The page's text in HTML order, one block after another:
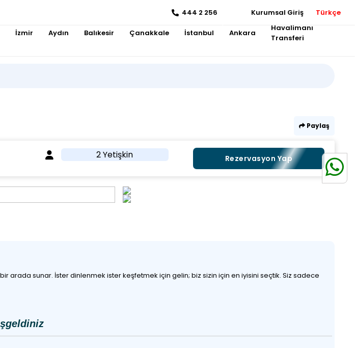
444 2 256 Kurumsal Giriş Türkçe
İzmir Aydın Balıkesir Çanakkale İstanbul Ankara
Havalimanı
Transferi
Paylaş
2 Yetişkin Rezervasyon Yap
arada sunar. İster dinlenmek ister keşfetmek için gelin; biz sizin için en iyisini seçtik. Siz sadece